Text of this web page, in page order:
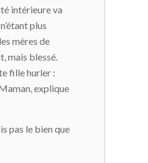
intérieure va
plus
mères de
mais blessé.
fille hurler :
explique
pas le bien que